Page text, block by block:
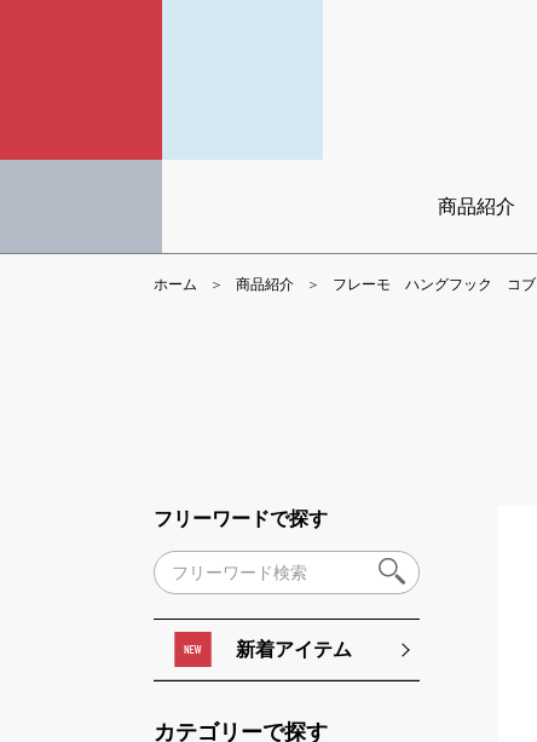
商品紹介
ホーム 商品紹介 フレーモ ハングフック コブ
フリーワードで探す
新着アイテム
カテゴリーで探す